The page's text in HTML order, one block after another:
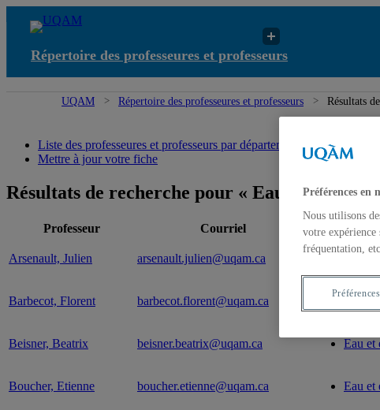
Répertoire des professeures et professeurs
UQAM Répertoire des professeures et professeurs Résultats
Liste des professeures et professeurs par départements et écoles
Mettre à jour votre fiche
Résultats de recherche pour « Eau et
Professeur Courriel
Arsenault, Julien arsenault.julien@uqam.ca Eau
Barbecot, Florent barbecot.florent@uqam.ca Eau et
Beisner, Beatrix beisner.beatrix@uqam.ca Eau et
Boucher, Etienne boucher.etienne@uqam.ca Eau et
Préférences en
Nous utilisons
votre expérience
fréquentation,
Préférences